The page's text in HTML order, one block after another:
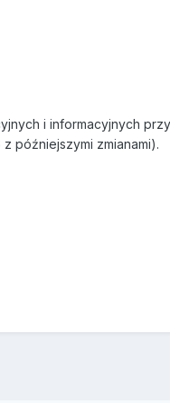
i informacyjnych
późniejszymi zmianami).